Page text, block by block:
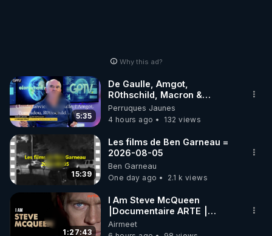
Why this ad?
5:35
De Gaulle, Amgot,
R0thschild, Macron &
Pompidou… Macron Claude
Janvier, GPTV, 18 X 2024
Perruques Jaunes
4 hours ago
132 views
15:39
Les films de Ben Garneau =
2026-08-05
Ben Garneau
One day ago
2.1 k views
1:27:43
I Am Steve McQueen
⎮Documentaire ARTE ⎮
Cinema
Airmeet